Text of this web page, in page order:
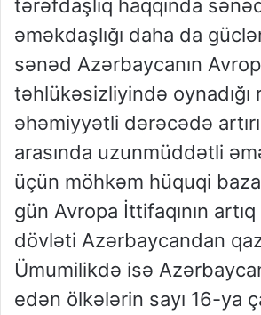
tərəfdaşlıq haqqında
əməkdaşlığı daha da
sənəd Azərbaycanın
təhlükəsizliyində oynadığı
əhəmiyyətli dərəcədə
arasında uzunmüddətli
üçün möhkəm hüquqi
gün Avropa İttifaqının
dövləti Azərbaycandan qaz
Ümumilikdə isə
edən ölkələrin sayı 16-ya